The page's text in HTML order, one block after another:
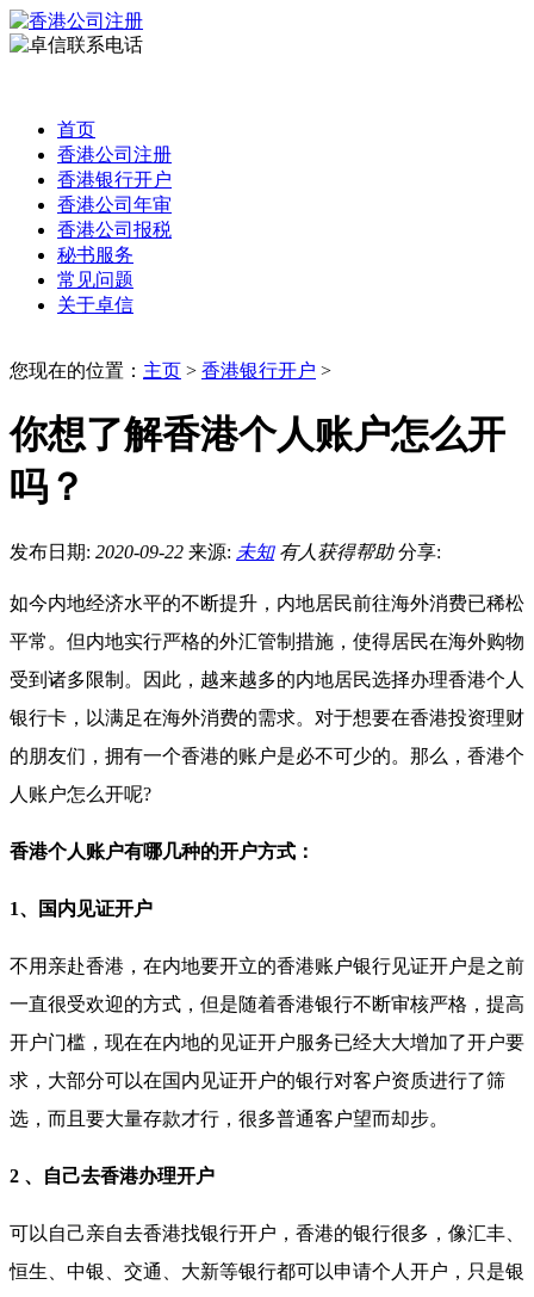
首页
香港公司注册
香港银行开户
香港公司年审
香港公司报税
秘书服务
常见问题
关于卓信
您现在的位置： 主页 > 香港银行开户 >
你想了解香港个人账户怎么开
吗？
发布日期: 2020-09-22 来源: 未知 有人获得帮助 分享:
如今内地经济水平的不断提升，内地居民前往海外消费已稀松
平常。但内地实行严格的外汇管制措施，使得居民在海外购物
受到诸多限制。因此，越来越多的内地居民选择办理香港个人
银行卡，以满足在海外消费的需求。对于想要在香港投资理财
的朋友们，拥有一个香港的账户是必不可少的。那么，香港个
人账户怎么开呢?
香港个人账户有哪几种的开户方式：
1、国内见证开户
不用亲赴香港，在内地要开立的香港账户银行见证开户是之前
一直很受欢迎的方式，但是随着香港银行不断审核严格，提高
开户门槛，现在在内地的见证开户服务已经大大增加了开户要
求，大部分可以在国内见证开户的银行对客户资质进行了筛
选，而且要大量存款才行，很多普通客户望而却步。
2 、自己去香港办理开户
可以自己亲自去香港找银行开户，香港的银行很多，像汇丰、
恒生、中银、交通、大新等银行都可以申请个人开户，只是银